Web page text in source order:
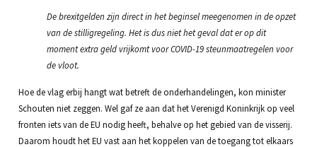
De brexitgelden zijn direct in het beginsel meegenomen in de opzet
van de stilligregeling. Het is dus niet het geval dat er op dit
moment extra geld vrijkomt voor COVID-19 steunmaatregelen voor
de vloot.
Hoe de vlag erbij hangt wat betreft de onderhandelingen, kon minister
Schouten niet zeggen. Wel gaf ze aan dat het Verenigd Koninkrijk op veel
fronten iets van de EU nodig heeft, behalve op het gebied van de visserij.
Daarom houdt het EU vast aan het koppelen van de toegang tot elkaars